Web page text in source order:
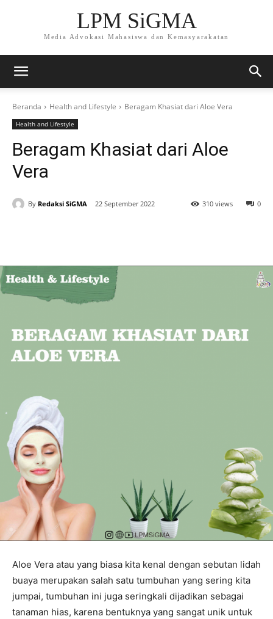
LPM SiGMA
Media Advokasi Mahasiswa dan Kemasyarakatan
Beranda Health and Lifestyle Beragam Khasiat dari Aloe Vera
Health and Lifestyle
Beragam Khasiat dari Aloe
Vera
By Redaksi SiGMA 22 September 2022 0
310 views
Aloe Vera atau yang biasa kita kenal dengan sebutan lidah
buaya merupakan salah satu tumbuhan yang sering kita
jumpai, tumbuhan ini juga seringkali dijadikan sebagai
tanaman hias, karena bentuknya yang sangat unik untuk